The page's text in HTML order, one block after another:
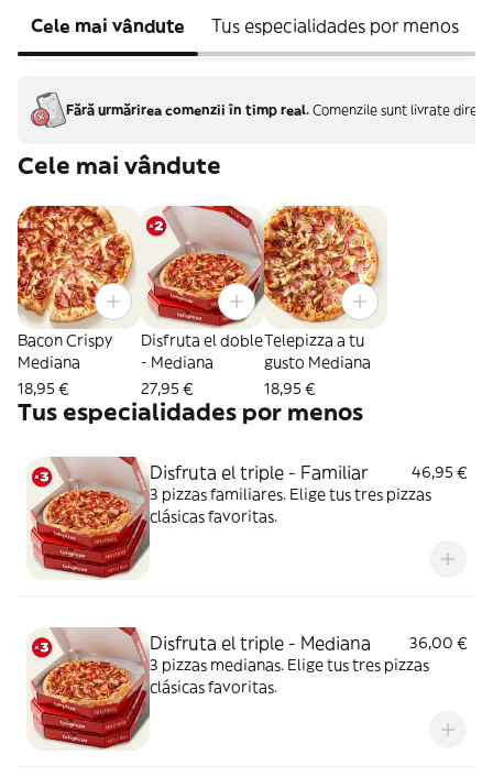
Cele mai vândute Tus especialidades por menos
Fără urmărirea comenzii în timp real. Comenzile sunt livrate direct
Cele mai vândute
Bacon Crispy
Mediana
18,95 €
Disfruta el doble
- Mediana
27,95 €
Telepizza a tu
gusto Mediana
18,95 €
Tus especialidades por menos
Disfruta el triple - Familiar
46,95 €
3 pizzas familiares. Elige tus tres pizzas
clásicas favoritas.
Disfruta el triple - Mediana
36,00 €
3 pizzas medianas. Elige tus tres pizzas
clásicas favoritas.